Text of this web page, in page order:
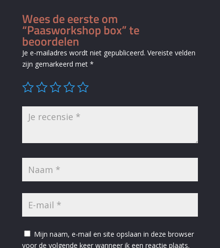
Wees de eerste om
“Paasworkshop box” te
beoordelen
Je e-mailadres wordt niet gepubliceerd. Vereiste velden
zijn gemarkeerd met *
Mijn naam, e-mail en site opslaan in deze browser
voor de volgende keer wanneer ik een reactie plaats.